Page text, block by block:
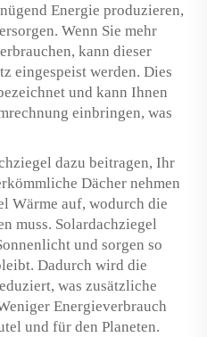
Energie produzieren,
Wenn Sie mehr
kann dieser
eingespeist werden. Dies
und kann Ihnen
einbringen, was
dazu beitragen, Ihr
Dächer nehmen
Wärme auf, wodurch die
muss. Solardachziegel
und sorgen so
Dadurch wird die
was zusätzliche
Energieverbrauch
und für den Planeten.